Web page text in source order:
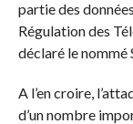
partie des
Régulation des
déclaré le nommé
A l’en croire,
d’un nombre